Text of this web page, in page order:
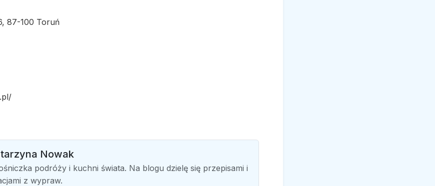
87-100 Toruń
Nowak
podróży i kuchni świata. Na blogu dzielę się przepisami i
z wypraw.